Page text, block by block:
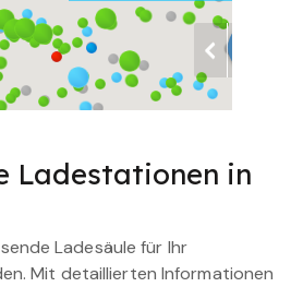
Ladestationen in
Ladesäule für Ihr
Mit detaillierten Informationen